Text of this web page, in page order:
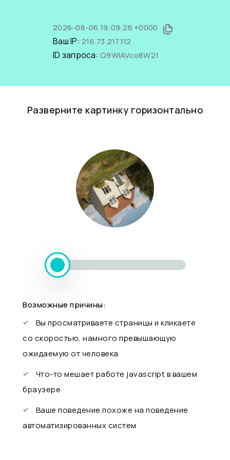
2026-08-06 19:09:26 +0000
Ваш IP: 216.73.217.112
ID запроса: Q9WIAVco8W21
Разверните картинку горизонтально
Возможные причины:
Вы просматриваете страницы и кликаете
со скоростью, намного превышающую
ожидаемую от человека
Что-то мешает работе javascript в вашем
браузере
Ваше поведение похоже на поведение
автоматизированных систем